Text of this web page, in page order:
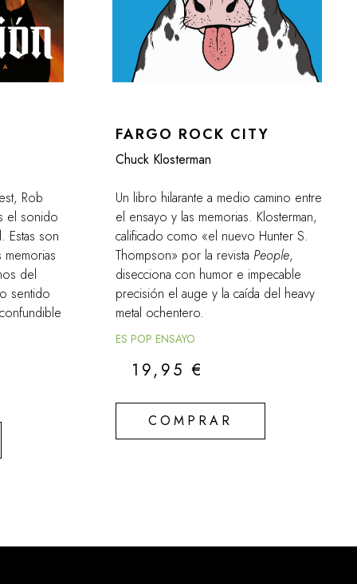
Rob
el sonido
Estas son
del
sentido
FARGO ROCK CITY
Chuck Klosterman
Un libro hilarante a medio camino entre
el ensayo y las memorias. Klosterman,
calificado como «el nuevo Hunter S.
Thompson» por la revista People,
disecciona con humor e impecable
precisión el auge y la caída del heavy
metal ochentero.
ES POP ENSAYO
19,95€
COMPRAR